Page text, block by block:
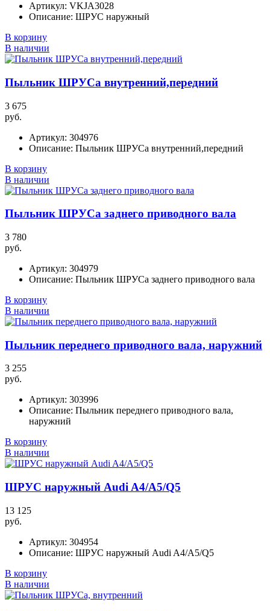
Артикул: VKJA3028
Описание: ШРУС наружный
В корзину
В наличии
Пыльник ШРУСа внутренний,передний
3 675
руб.
Артикул: 304976
Описание: Пыльник ШРУСа внутренний,передний
В корзину
В наличии
Пыльник ШРУСа заднего приводного вала
3 780
руб.
Артикул: 304979
Описание: Пыльник ШРУСа заднего приводного вала
В корзину
В наличии
Пыльник переднего приводного вала, наружний
3 255
руб.
Артикул: 303996
Описание: Пыльник переднего приводного вала,
наружний
В корзину
В наличии
ШРУС наружный Audi A4/A5/Q5
13 125
руб.
Артикул: 304954
Описание: ШРУС наружный Audi A4/A5/Q5
В корзину
В наличии